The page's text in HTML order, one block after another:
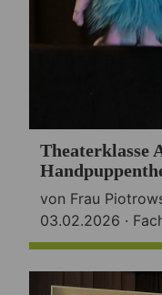
Theaterklasse
von Frau
03.02.2026 ·